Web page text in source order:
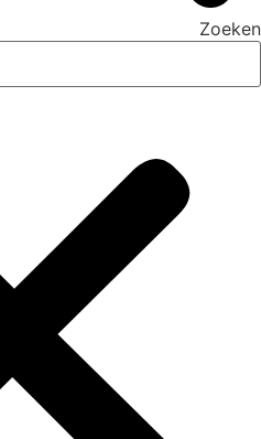
Zoeken